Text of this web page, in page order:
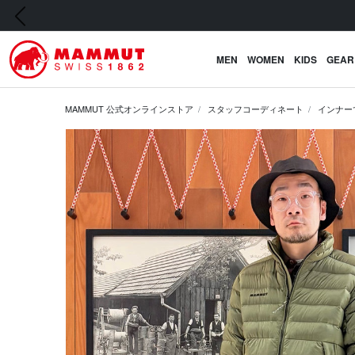
前の画像
MEN WOMEN KIDS GEAR
MAMMUT 公式オンラインストア スタッフコーディネート インナ